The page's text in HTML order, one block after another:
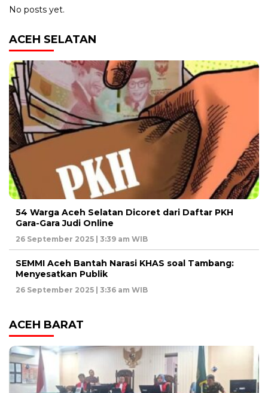
No posts yet.
ACEH SELATAN
54 Warga Aceh Selatan Dicoret dari Daftar PKH
Gara-Gara Judi Online
26 September 2025 | 3:39 am WIB
SEMMI Aceh Bantah Narasi KHAS soal Tambang:
Menyesatkan Publik
26 September 2025 | 3:36 am WIB
ACEH BARAT